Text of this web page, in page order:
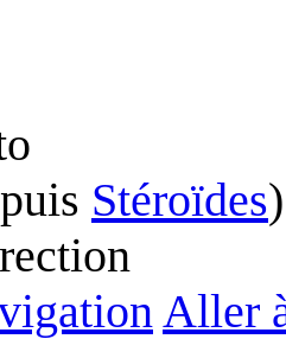
Stéroïdes)
Aller